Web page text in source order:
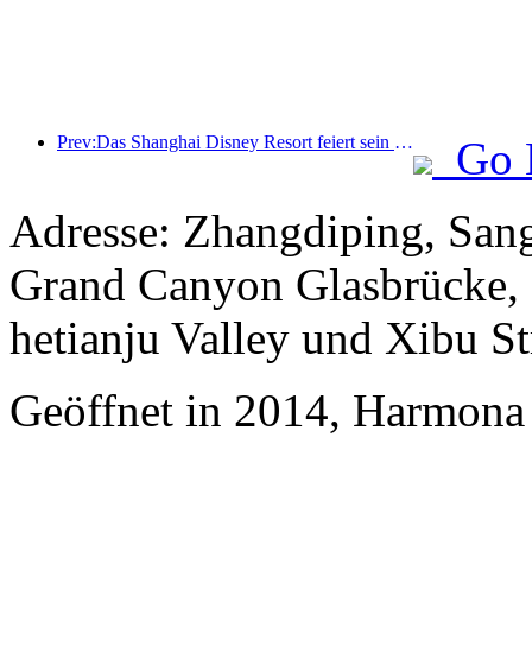
Prev:Das Shanghai Disney Resort feiert sein 10-jähriges Bestehen und hat bis heute über 100 Millionen Besucher empfangen.
Go
Adresse: Zhangdiping,
Grand Canyon
hetianju Valley und Xibu
Geöffnet in 2014,